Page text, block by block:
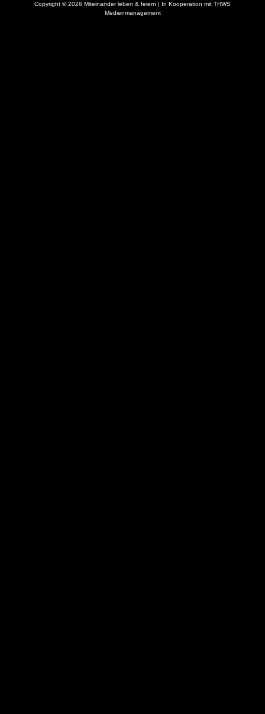
Copyright © 2026 Miteinander leben & feiern | In Kooperation mit THWS
Medienmanagement